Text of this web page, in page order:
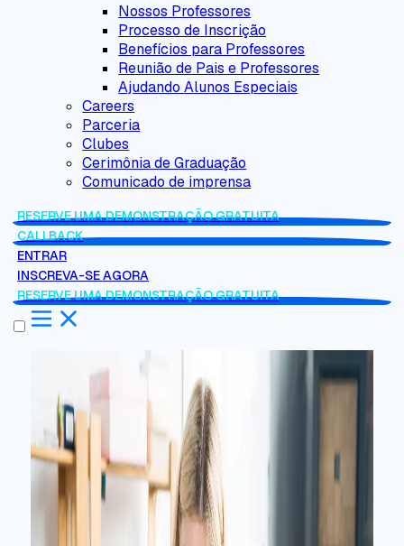
Nossos Professores
Processo de Inscrição
Benefícios para Professores
Reunião de Pais e Professores
Ajudando Alunos Especiais
Careers
Parceria
Clubes
Cerimônia de Graduação
Comunicado de imprensa
RESERVE UMA DEMONSTRAÇÃO GRATUITA
CALLBACK
ENTRAR
INSCREVA-SE AGORA
RESERVE UMA DEMONSTRAÇÃO GRATUITA